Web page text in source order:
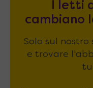
I letti
cambiano
Solo sul
e trovare